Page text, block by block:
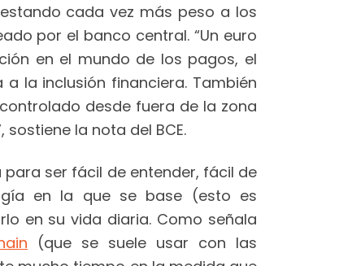
cada vez más peso a los
por el banco central. “Un euro
en el mundo de los pagos, el
la inclusión financiera. También
desde fuera de la zona
la nota del BCE.
para ser fácil de entender, fácil de
en la que se base (esto es
en su vida diaria. Como señala
(que se suele usar con las